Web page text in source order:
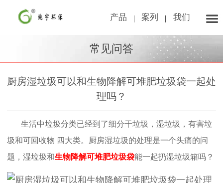
产品 案列 我们
常见问答
厨房湿垃圾可以和生物降解可堆肥垃圾袋一起处
理吗？
生活中垃圾分类已经到了细分干垃圾，湿垃圾，有害垃
圾和可回收物 四大类。厨房湿垃圾的处理是一个头痛的问
题，湿垃圾和生物降解可堆肥垃圾袋能一起扔湿垃圾箱吗？